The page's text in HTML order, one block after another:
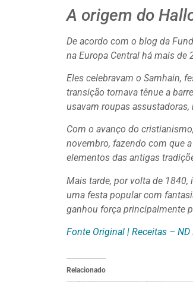
A origem do
De acordo com o blog da
na Europa Central há mais de
Eles celebravam o Samhain,
transição tornava tênue a
usavam roupas
Com o avanço do
novembro, fazendo com que
elementos das antigas
Mais tarde, por volta de 1840,
uma festa popular com
ganhou força principalmente
Fonte Original | Receitas – ND
Relacionado